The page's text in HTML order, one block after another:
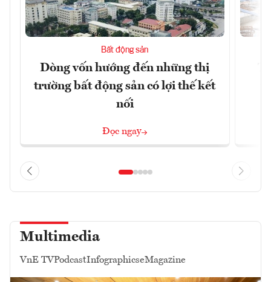
Bất động sản
Dòng vốn hướng đến những thị
trường bất động sản có lợi thế kết
nối
Đọc ngay
Multimedia
VnE TVPodcastInfographicseMagazine